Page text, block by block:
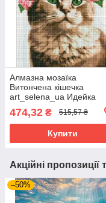
Алмазна мозаїка
Витончена кішечка
art_selena_ua Идейка
474,32 ₴ 515,57 ₴
Купити
Акційні пропозиції
–50%